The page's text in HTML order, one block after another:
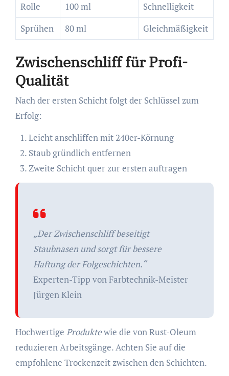
Rolle
100 ml
Schnelligkeit
Sprühen
80 ml Gleichmäßigkeit
Zwischenschliff für Profi-
Qualität
Nach der ersten Schicht folgt der Schlüssel zum
Erfolg:
Leicht anschliffen mit 240er-Körnung
Staub gründlich entfernen
Zweite Schicht quer zur ersten auftragen
„Der Zwischenschliff beseitigt
Staubnasen und sorgt für bessere
Haftung der Folgeschichten.“
Experten-Tipp von Farbtechnik-Meister
Jürgen Klein
Hochwertige Produktewie die von Rust-Oleum
reduzieren Arbeitsgänge. Achten Sie auf die
empfohlene Trockenzeit zwischen den Schichten.